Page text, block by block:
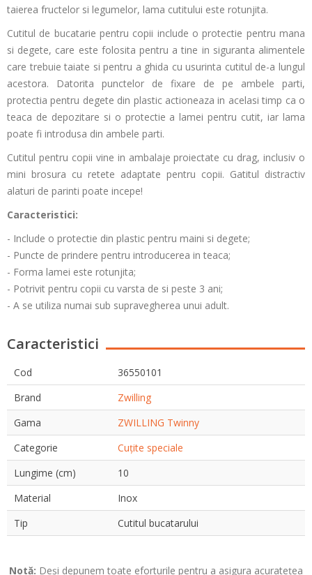
taierea fructelor si legumelor, lama cutitului este rotunjita.
Cutitul de bucatarie pentru copii include o protectie pentru mana
si degete, care este folosita pentru a tine in siguranta alimentele
care trebuie taiate si pentru a ghida cu usurinta cutitul de-a lungul
acestora. Datorita punctelor de fixare de pe ambele parti,
protectia pentru degete din plastic actioneaza in acelasi timp ca o
teaca de depozitare si o protectie a lamei pentru cutit, iar lama
poate fi introdusa din ambele parti.
Cutitul pentru copii vine in ambalaje proiectate cu drag, inclusiv o
mini brosura cu retete adaptate pentru copii. Gatitul distractiv
alaturi de parinti poate incepe!
Caracteristici:
- Include o protectie din plastic pentru maini si degete;
- Puncte de prindere pentru introducerea in teaca;
- Forma lamei este rotunjita;
- Potrivit pentru copii cu varsta de si peste 3 ani;
- A se utiliza numai sub supravegherea unui adult.
Caracteristici
Cod
36550101
Brand
Zwilling
Gama
ZWILLING Twinny
Categorie
Cuțite speciale
Lungime (cm)
10
Material
Inox
Tip
Cutitul bucatarului
Notă: Deși depunem toate eforturile pentru a asigura acuratețea